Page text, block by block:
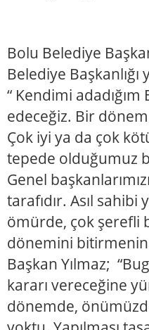
Bolu Belediye
Belediye
“ Kendimi
edeceğiz. Bir
Çok iyi ya da çok
tepede olduğumuz
Genel
tarafıdır. Asıl sahibi
ömürde, çok şerefli
dönemini
Başkan Yılmaz;
kararı vereceğine
dönemde,